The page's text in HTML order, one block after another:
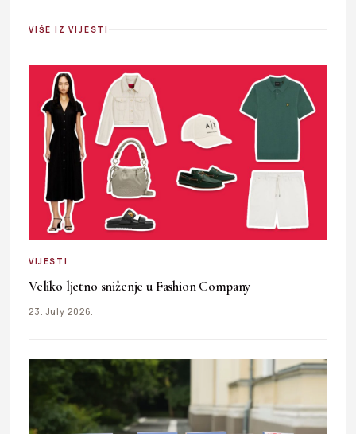
VIŠE IZ VIJESTI
VIJESTI
Veliko ljetno sniženje u Fashion Company
23. July 2026.